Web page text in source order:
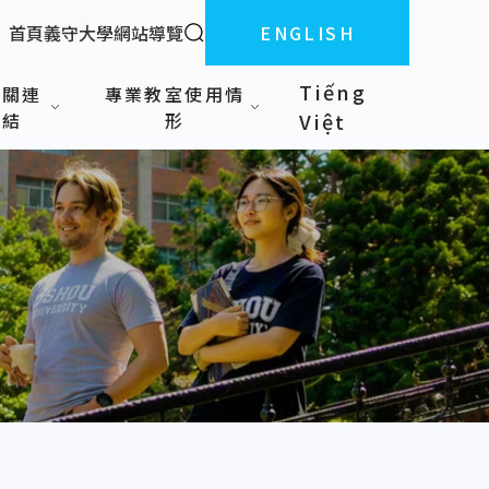
:::
首頁義守大學網站導覽 全站搜索ENGLISH
連
結
專業教室使用情
形
Tiếng
Việt